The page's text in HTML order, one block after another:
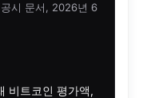
시 문서, 2026년 6
비트코인 평가액,